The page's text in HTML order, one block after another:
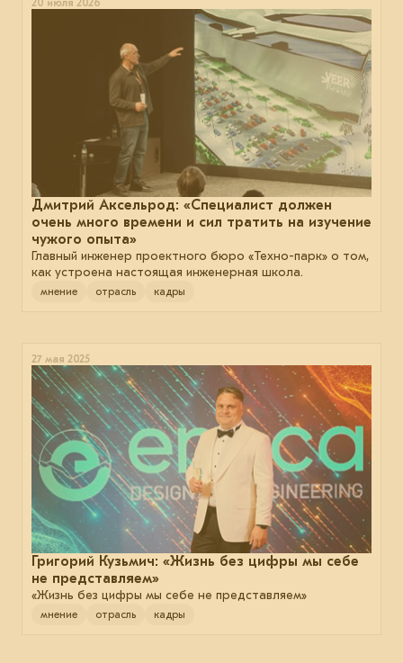
Дмитрий Аксельрод: «Специалист должен
очень много времени и сил тратить на изучение
чужого опыта»
Главный инженер проектного бюро «Техно-парк» о том,
как устроена настоящая инженерная школа.
мнение отрасль кадры
27 мая 2025
Григорий Кузьмич: «Жизнь без цифры мы себе
не представляем»
«Жизнь без цифры мы себе не представляем»
мнение отрасль кадры